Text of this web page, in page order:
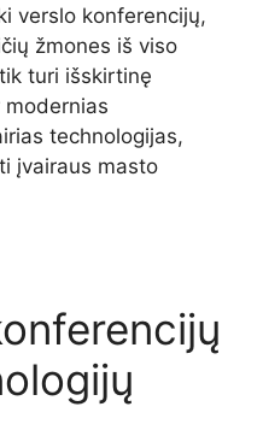
verslo konferencijų,
žmones iš viso
turi išskirtinę
technologijas,
įvairaus masto